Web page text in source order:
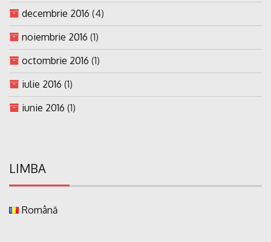
decembrie 2016 (4)
noiembrie 2016 (1)
octombrie 2016 (1)
iulie 2016 (1)
iunie 2016 (1)
LIMBA
Română